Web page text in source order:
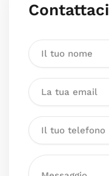
Contattaci